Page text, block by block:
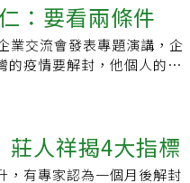
。」邱政洵說，抗生素研
不高，各國擔心感染症患者
抗生素研發相當困難，在科
入很多時間、資源，結果
意願因此降低，轉而投入癌
物，藉此增加收益。他說，
也坦言因公文來得晚，導
望讓貴賓下機後，直接以
希望能在機場採檢，因此指
落地當天採檢都符合指揮中
部說可以開放，可依照程
的民眾，後續快篩、PCR
來本土三度「嘉玲」，外
如果天天都加零、管制措施
關工具準備好「有備無
：要看兩條件
業交流會發表專題演講，企
的疫情要解封，他個人的看
慢慢解封。陳建仁今日出
後有企業代表關切台灣防疫
認為打完兩劑疫苗、達到
莊人祥揭4大指標
，有專家認為一個月後解封